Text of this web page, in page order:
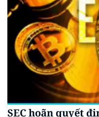
SEC hoãn quyết